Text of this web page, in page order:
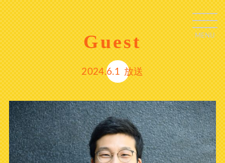
C
L
O
S
E
MENU
Guest
2024.6.1 放送